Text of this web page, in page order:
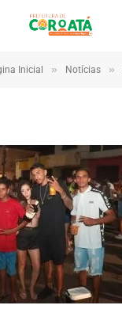
Inicial » Notícias »